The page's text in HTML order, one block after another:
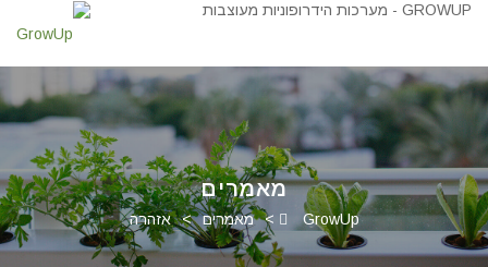
מאמרים
GrowUp
> מאמרים > אזהרה